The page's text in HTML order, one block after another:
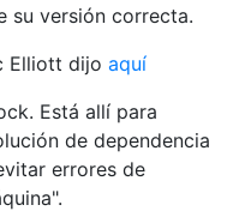
su versión correcta.
Elliott dijo aquí
Está allí para
de dependencia
errores de